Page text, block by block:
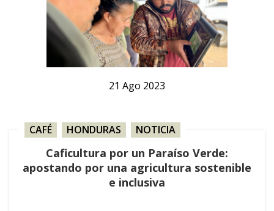
21 Ago 2023
CAFÉ HONDURAS NOTICIA
Caficultura por un Paraíso Verde:
apostando por una agricultura sostenible
e inclusiva